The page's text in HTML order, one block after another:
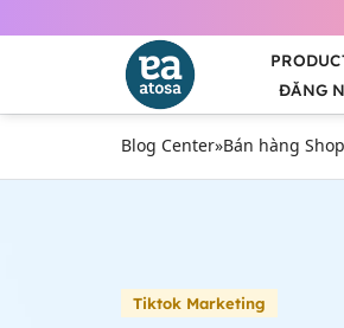
ĐĂNG
Blog Center»Bán hàng
Tiktok Marketing